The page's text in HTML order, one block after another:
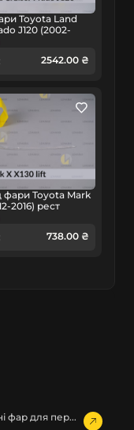
Toyota Land
J120 (2002-
2542.00 ₴
фари Toyota Mark
2016) рест
738.00 ₴
фар для пер...